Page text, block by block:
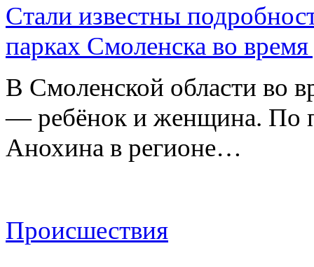
Стали известны
парках Смоленска во время
В Смоленской области во
— ребёнок и женщина. По
Анохина в регионе…
Происшествия